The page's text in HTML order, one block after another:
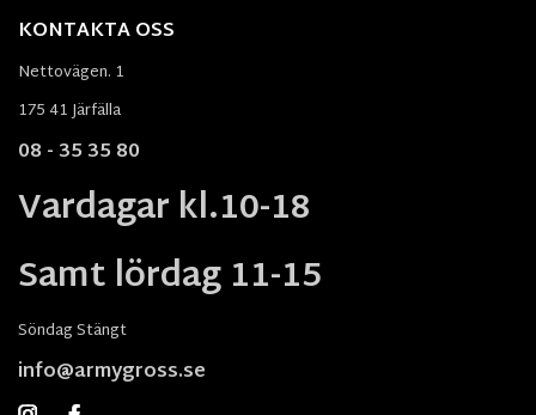
KONTAKTA OSS
Nettovägen. 1
175 41 Järfälla
08 - 35 35 80
Vardagar kl.10-18
Samt lördag 11-15
Söndag Stängt
info@armygross.se